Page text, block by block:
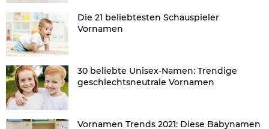
Die 21 beliebtesten Schauspieler
Vornamen
30 beliebte Unisex-Namen: Trendige
geschlechtsneutrale Vornamen
Vornamen Trends 2021: Diese Babynamen